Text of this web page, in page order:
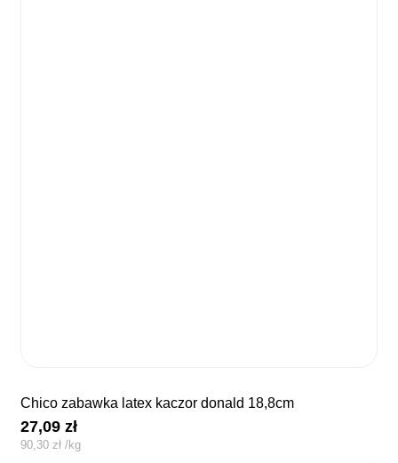
chico zabawka latex kaczor donald 18,8cm
27,09zł
90,30 zł /kg